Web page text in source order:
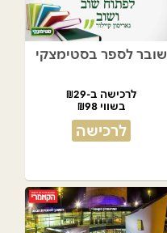
שובר לספר בסטימצקי
לרכישה ב-₪29
בשווי ₪98
לרכישה